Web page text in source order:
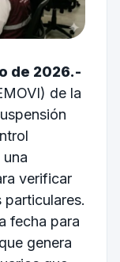
de 2026.-
de la
verificar
fecha para
genera